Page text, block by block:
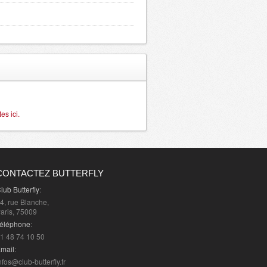
ici.
BUTTERFLY
Butterfly:
rue Blanche,
75009
:
48 74 10 50
:
butterfly.fr